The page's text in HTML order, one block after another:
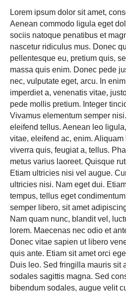
Lorem ipsum dolor sit amet,
Aenean commodo ligula eget
sociis natoque penatibus et
nascetur ridiculus mus. Donec
pellentesque eu, pretium quis,
massa quis enim. Donec pede
nec, vulputate eget, arcu. In
imperdiet a, venenatis vitae,
pede mollis pretium. Integer
Vivamus elementum semper
eleifend tellus. Aenean leo
vitae, eleifend ac, enim.
viverra quis, feugiat a, tellus.
metus varius laoreet. Quisque
Etiam ultricies nisi vel augue.
ultricies nisi. Nam eget dui.
tempus, tellus eget
semper libero, sit amet
Nam quam nunc, blandit vel,
lorem. Maecenas nec odio et
Donec vitae sapien ut libero
quis ante. Etiam sit amet orci
Duis leo. Sed fringilla mauris sit
sodales sagittis magna. Sed
bibendum sodales, augue velit
Мы в
Мы на
Дзен про
Дзен про
УБЕДИТЕСЬ ЛИЧНО
В НАДЁЖНОСТИ
СОТРУДНИЧЕСТВА С
ПРИНИМАЕМ ЗАЯВКИ ПО НОМЕРУ